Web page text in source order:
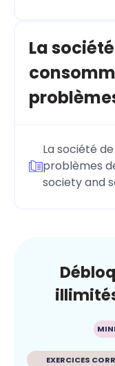
La
La société
problèmes
society and
EXERCICES